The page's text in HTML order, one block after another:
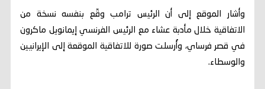
وأشار الموقع إلى أن الرئيس ترامب وقّع بنفسه نسخة من
الاتفاقية خلال مأدبة عشاء مع الرئيس الفرنسي إيمانويل ماكرون
في قصر فرساي، وأُرسلت صورة للاتفاقية الموقعة إلى الإيرانيين
والوسطاء.